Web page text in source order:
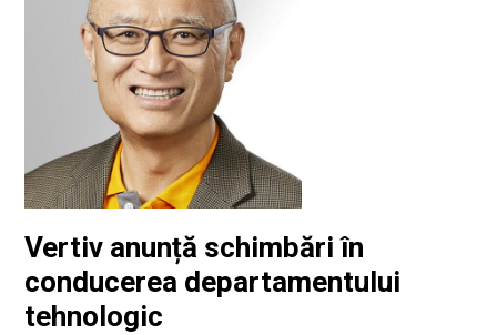
Vertiv anunță schimbări în
conducerea departamentului
tehnologic